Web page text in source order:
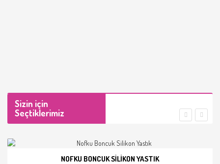
Sizin için
Seçtiklerimiz
NOFKU BONCUK SILIKON YASTIK